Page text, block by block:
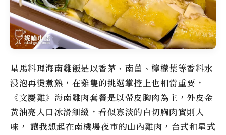
星馬料理海南雞飯是以香茅、南薑、檸檬葉等香料水
浸泡再燙煮熟，在雞隻的挑選掌控上也相當重要，
《文慶雞》海南雞肉套餐是以帶皮胸肉為主，外皮金
黃油亮入口冰滑細緻，看似寡淡的白切胸肉實則入
味， 讓我想起在南機場夜市的山內雞肉，台式和星式